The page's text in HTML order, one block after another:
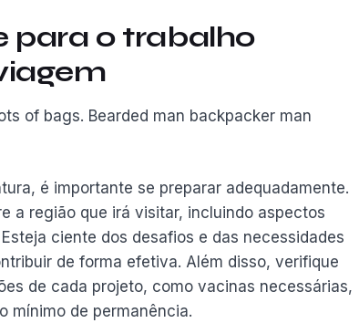
para o trabalho
é importante se preparar adequadamente.
a região que irá visitar, incluindo aspectos
ciente dos desafios e das necessidades
de forma efetiva. Além disso, verifique
de cada projeto, como vacinas necessárias,
mínimo de permanência.